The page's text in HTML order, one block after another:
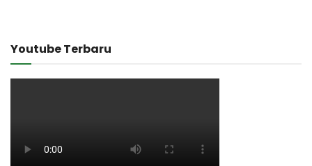
Youtube Terbaru